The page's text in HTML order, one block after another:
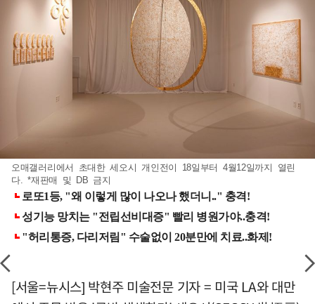
오매갤러리에서 초대한 세오시 개인전이 18일부터 4월12일까지 열린
다. *재판매 및 DB 금지
[서울=뉴시스] 박현주 미술전문 기자 = 미국 LA와 대만